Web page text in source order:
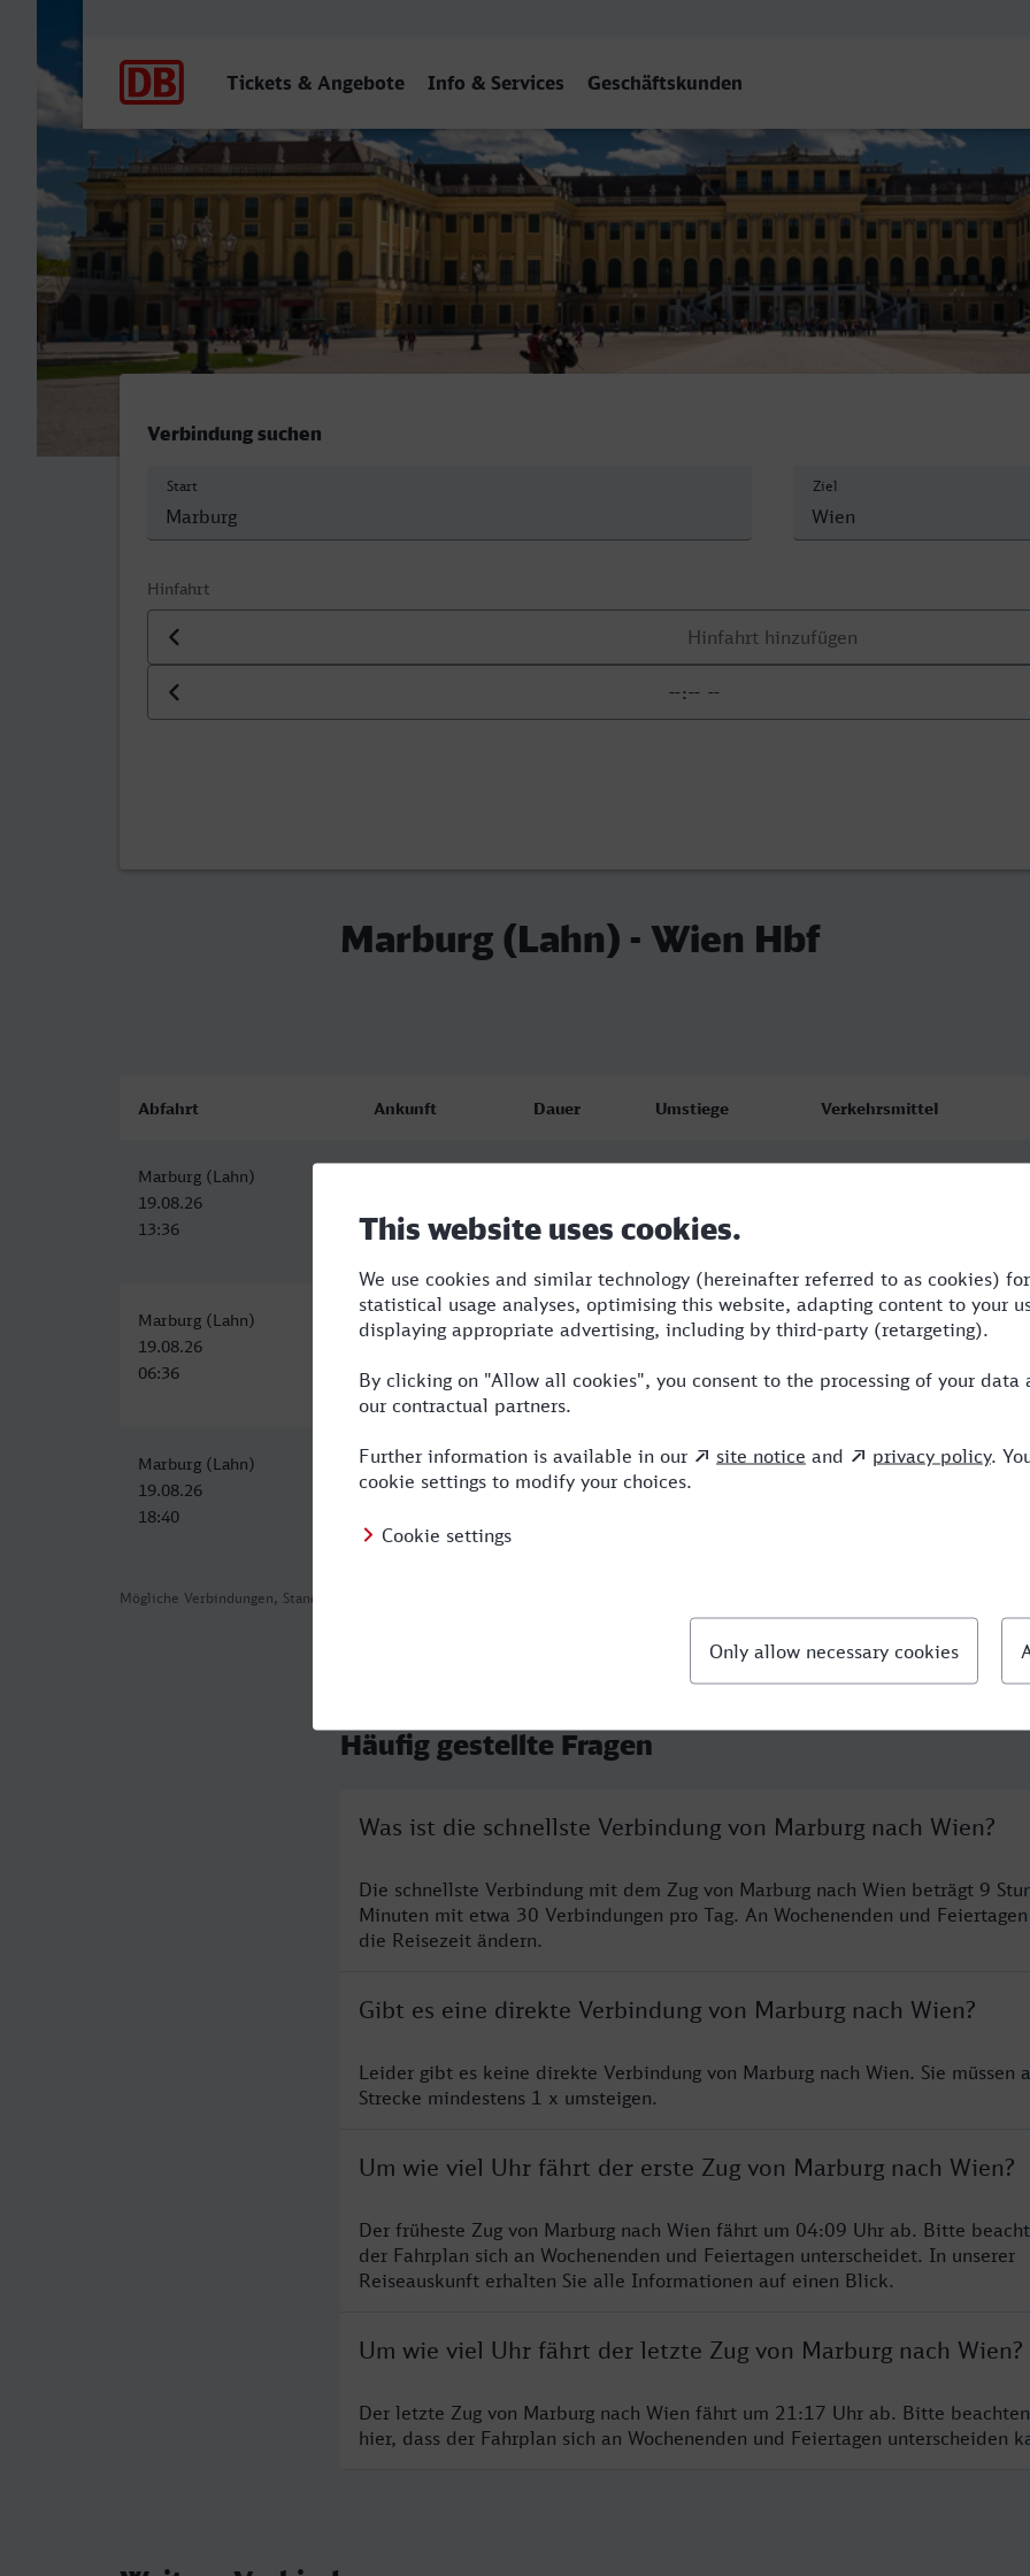
Tickets & Angebote Info & Services Geschäftskunden
Marburg (Lahn) - Wien Hbf
Verbindung suchen
Start Ziel
Hinfahrt
Datum der Hinfahrt
Uhrzeit der Hinfahrt
Marburg (Lahn) - Wien Hbf
Mögliche Verbindungen, Stand: 2026-08-05 17:06
Abfahrt Ankunft Dauer Umstiege Verkehrsmittel
Marburg (Lahn)
19.08.26
13:36
22:47
Marburg (Lahn)
19.08.26
06:36
Wien Hbf
19.08.26
16:32
9:56 RJX,RE,ICE
Marburg (Lahn)
19.08.26
18:40
Wien Hbf
20.08.26
12:52 3 RJX,BRB,ICE,HLB
Häufig gestellte Fragen
Was ist die schnellste Verbindung von Marburg nach Wien?
Die schnellste Verbindung mit dem Zug von Marburg nach Wien beträgt 9
Minuten mit etwa 30 Verbindungen pro Tag. An Wochenenden und
die Reisezeit ändern.
Gibt es eine direkte Verbindung von Marburg nach Wien?
Leider gibt es keine direkte Verbindung von Marburg nach Wien. Sie müssen
Strecke mindestens 1 x umsteigen.
Um wie viel Uhr fährt der erste Zug von Marburg nach Wien?
Der früheste Zug von Marburg nach Wien fährt um 04:09 Uhr ab. Bitte
der Fahrplan sich an Wochenenden und Feiertagen unterscheidet. In unserer
Reiseauskunft erhalten Sie alle Informationen auf einen Blick.
Um wie viel Uhr fährt der letzte Zug von Marburg nach Wien?
Der letzte Zug von Marburg nach Wien fährt um 21:17 Uhr ab. Bitte
hier, dass der Fahrplan sich an Wochenenden und Feiertagen unterscheiden